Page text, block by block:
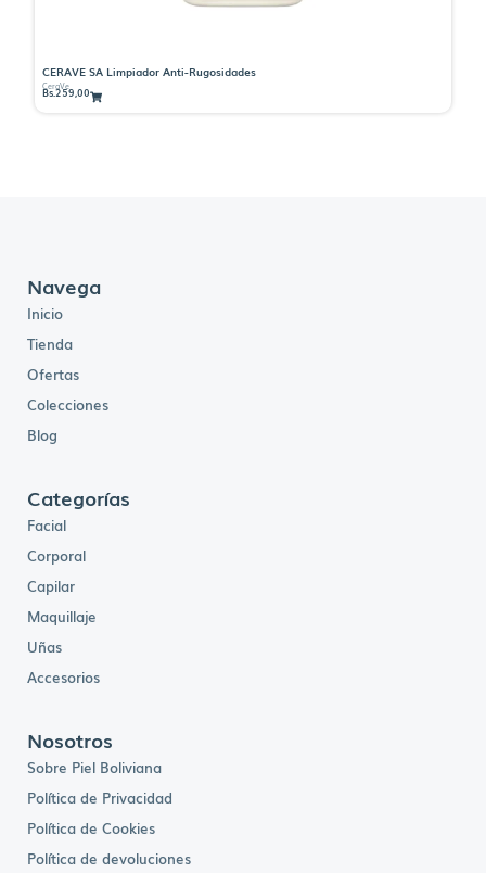
CERAVE SA Limpiador Anti-Rugosidades
CeraVe
Bs.259,00
Navega
Inicio
Tienda
Ofertas
Colecciones
Blog
Categorías
Facial
Corporal
Capilar
Maquillaje
Uñas
Accesorios
Nosotros
Sobre Piel Boliviana
Política de Privacidad
Política de Cookies
Política de devoluciones